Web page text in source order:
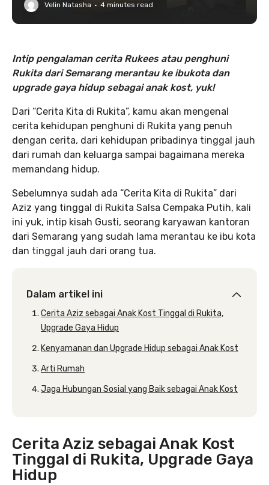
Velin Natasha · 4 minutes read
Intip pengalaman cerita Rukees atau penghuni
Rukita dari Semarang merantau ke ibukota dan
upgrade gaya hidup sebagai anak kost, yuk!
Dari “Cerita Kita di Rukita”, kamu akan mengenal
cerita kehidupan penghuni di Rukita yang penuh
dengan cerita, dari kehidupan pribadinya tinggal jauh
dari rumah dan keluarga sampai bagaimana mereka
memandang hidup.
Sebelumnya sudah ada “Cerita Kita di Rukita” dari
Aziz yang tinggal di Rukita Salsa Cempaka Putih, kali
ini yuk, intip kisah Gusti, seorang karyawan kantoran
dari Semarang yang sudah lama merantau ke ibu kota
dan tinggal jauh dari orang tua.
Dalam artikel ini
Cerita Aziz sebagai Anak Kost Tinggal di Rukita,
Upgrade Gaya Hidup
Kenyamanan dan Upgrade Hidup sebagai Anak Kost
Arti Rumah
Jaga Hubungan Sosial yang Baik sebagai Anak Kost
Cerita Aziz sebagai Anak Kost
Tinggal di Rukita, Upgrade Gaya
Hidup